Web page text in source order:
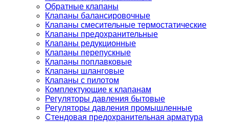
Обратные клапаны
Клапаны балансировочные
Клапаны смесительные термостатические
Клапаны предохранительные
Клапаны редукционные
Клапаны перепускные
Клапаны поплавковые
Клапаны шланговые
Клапаны с пилотом
Комплектующие к клапанам
Регуляторы давления бытовые
Регуляторы давления промышленные
Стендовая предохранительная арматура